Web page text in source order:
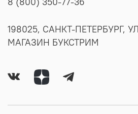
198025, САНКТ-ПЕТЕРБУРГ,
МАГАЗИН БУКСТРИМ